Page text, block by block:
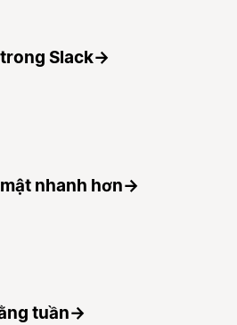
Slack→
nhanh hơn→
tuần→